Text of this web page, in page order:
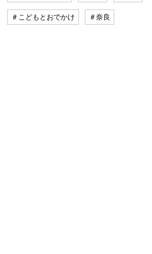
＃こどもとおでかけ ＃奈良